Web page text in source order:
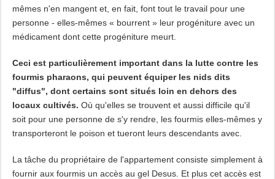
mêmes n'en mangent et, en fait, font tout le travail pour une
personne - elles-mêmes « bourrent » leur progéniture avec un
médicament dont cette progéniture meurt.
Ceci est particulièrement important dans la lutte contre les
fourmis pharaons, qui peuvent équiper les nids dits
"diffus", dont certains sont situés loin en dehors des
locaux cultivés. Où qu'elles se trouvent et aussi difficile qu'il
soit pour une personne de s'y rendre, les fourmis elles-mêmes y
transporteront le poison et tueront leurs descendants avec.
La tâche du propriétaire de l'appartement consiste simplement à
fournir aux fourmis un accès au gel Desus. Et plus cet accès est